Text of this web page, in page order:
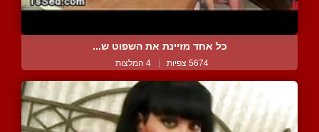
כל אחד מזיינת את השפוט ש...
5674 צפיות | 4 המלצות